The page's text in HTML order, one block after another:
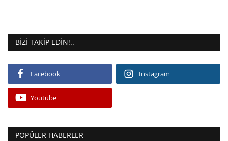
BIZI TAKIP EDIN!..
Facebook Instagram
Youtube
POPÜLER HABERLER